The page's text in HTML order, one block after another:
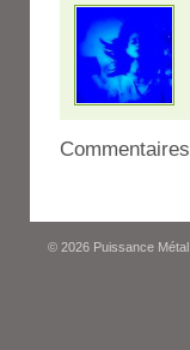
© 2026 Puissance Métal